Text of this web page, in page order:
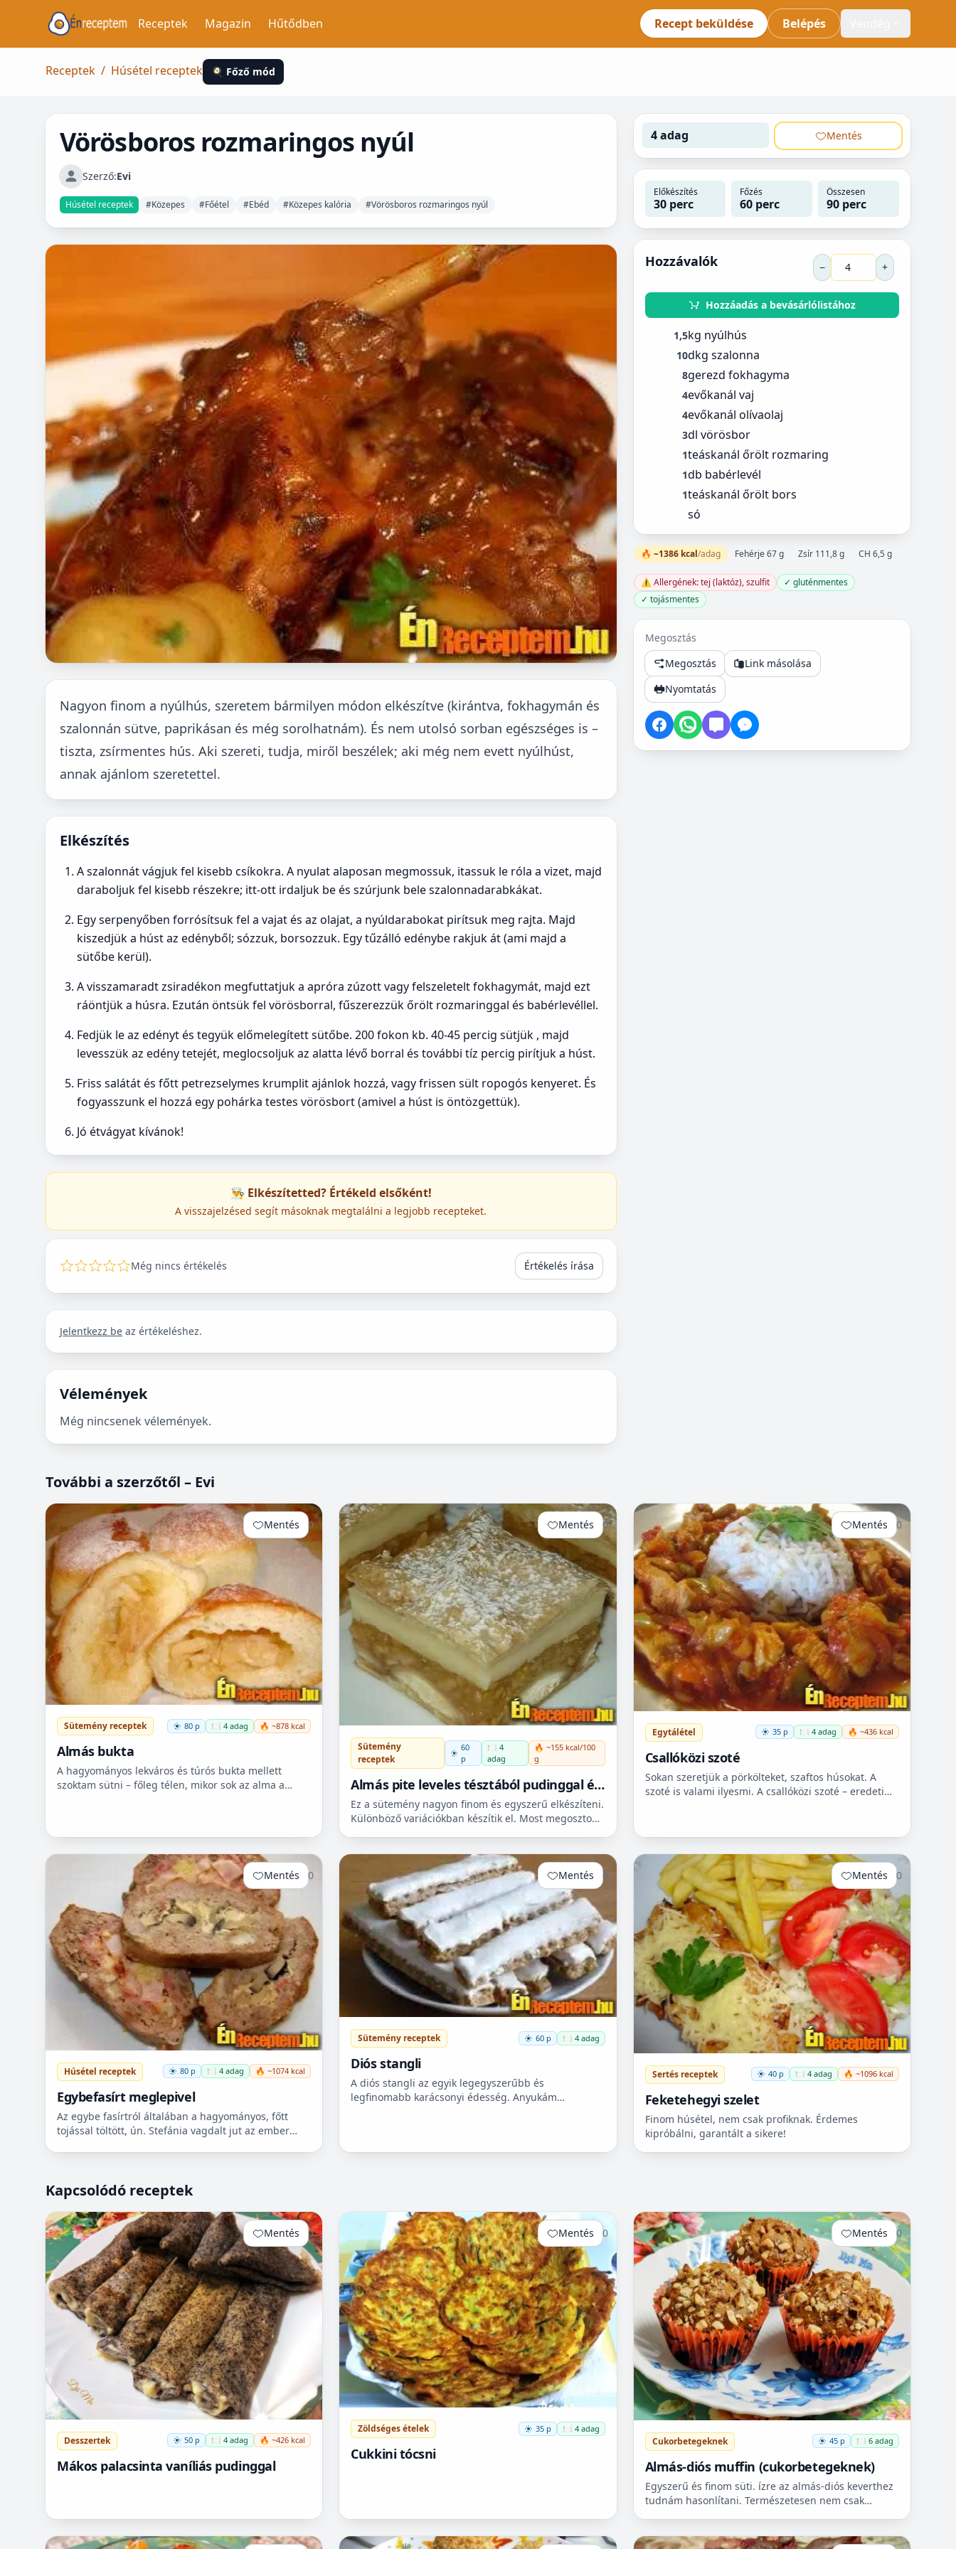
Receptek Magazin Hűtődben Recept beküldése Belépés
Receptek / Húsétel receptek 🍳 Főző mód
Vörösboros rozmaringos nyúl
Szerző:Evi
Húsétel receptek #Közepes #Főétel #Ebéd #Közepes kalória #Vörösboros rozmaringos nyúl
Nagyon finom a nyúlhús, szeretem bármilyen módon elkészítve (kirántva, fokhagymán és
szalonnán sütve, paprikásan és még sorolhatnám). És nem utolsó sorban egészséges is –
tiszta, zsírmentes hús. Aki szereti, tudja, miről beszélek; aki még nem evett nyúlhúst,
annak ajánlom szeretettel.
Elkészítés
A szalonnát vágjuk fel kisebb csíkokra. A nyulat alaposan megmossuk, itassuk le róla a vizet, majd
daraboljuk fel kisebb részekre; itt-ott irdaljuk be és szúrjunk bele szalonnadarabkákat.
Egy serpenyőben forrósítsuk fel a vajat és az olajat, a nyúldarabokat pirítsuk meg rajta. Majd
kiszedjük a húst az edényből; sózzuk, borsozzuk. Egy tűzálló edénybe rakjuk át (ami majd a
sütőbe kerül).
A visszamaradt zsiradékon megfuttatjuk a apróra zúzott vagy felszeletelt fokhagymát, majd ezt
ráöntjük a húsra. Ezután öntsük fel vörösborral, fűszerezzük őrölt rozmaringgal és babérlevéllel.
Fedjük le az edényt és tegyük előmelegített sütőbe. 200 fokon kb. 40-45 percig sütjük , majd
levesszük az edény tetejét, meglocsoljuk az alatta lévő borral és további tíz percig pirítjuk a húst.
Friss salátát és főtt petrezselymes krumplit ajánlok hozzá, vagy frissen sült ropogós kenyeret. És
fogyasszunk el hozzá egy pohárka testes vörösbort (amivel a húst is öntözgettük).
Jó étvágyat kívánok!
👨‍🍳 Elkészítetted? Értékeld elsőként!
A visszajelzésed segít másoknak megtalálni a legjobb recepteket.
Még nincs értékelés Értékelés írása
Jelentkezz be az értékeléshez.
Vélemények
Még nincsenek vélemények.
4 adag Mentés
Előkészítés
30 perc
Főzés
60 perc
Összesen
90 perc
Hozzávalók − +
Hozzáadás a bevásárlólistához
1,5kg nyúlhús
10dkg szalonna
8gerezd fokhagyma
4evőkanál vaj
4evőkanál olívaolaj
3dl vörösbor
1teáskanál őrölt rozmaring
1db babérlevél
1teáskanál őrölt bors
só
🔥 ~1386 kcal/adag Fehérje 67 g Zsír 111,8 g CH 6,5 g
⚠️ Allergének: tej (laktóz), szulfit
✓ gluténmentes
✓ tojásmentes
Megosztás
Megosztás
Link másolása
Nyomtatás
További a szerzőtől – Evi
Mentés 0
Sütemény receptek 80 p 🍽️ 4 adag 🔥 ~878 kcal
Almás bukta
A hagyományos lekváros és túrós bukta mellett
szoktam sütni – főleg télen, mikor sok az alma a
Mentés 0
Sütemény
receptek
60
p
🍽️ 4
adag
🔥 ~155 kcal/100
g
Almás pite leveles tésztából pudinggal és
babapiskótával
Ez a sütemény nagyon finom és egyszerű elkészíteni.
Különböző variációkban készítik el. Most megosztom
Mentés 0
Egytálétel 35 p 🍽️ 4 adag 🔥 ~436 kcal
Csallóközi szoté
Sokan szeretjük a pörkölteket, szaftos húsokat. A
szoté is valami ilyesmi. A csallóközi szoté – eredeti
Mentés 0
Húsétel receptek 80 p 🍽️ 4 adag 🔥 ~1074 kcal
Egybefasírt meglepivel
Az egybe fasírtról általában a hagyományos, főtt
tojással töltött, ún. Stefánia vagdalt jut az ember
Mentés 0
Sütemény receptek 60 p 🍽️ 4 adag
Diós stangli
A diós stangli az egyik legegyszerűbb és
legfinomabb karácsonyi édesség. Anyukám
Mentés 0
Sertés receptek 40 p 🍽️ 4 adag 🔥 ~1096 kcal
Feketehegyi szelet
Finom húsétel, nem csak profiknak. Érdemes
kipróbálni, garantált a sikere!
Kapcsolódó receptek
Mentés 0
Desszertek 50 p 🍽️ 4 adag 🔥 ~426 kcal
Mákos palacsinta vaníliás pudinggal
Mentés 0
Zöldséges ételek 35 p 🍽️ 4 adag
Cukkini tócsni
Mentés 0
Cukorbetegeknek 45 p 🍽️ 6 adag
Almás-diós muffin (cukorbetegeknek)
Egyszerű és finom süti. ízre az almás-diós keverthez
tudnám hasonlítani. Természetesen nem csak